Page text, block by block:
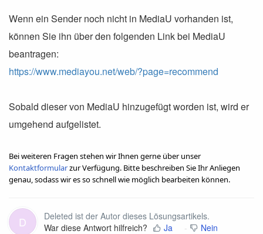
Wenn ein Sender noch nicht in MediaU vorhanden ist,
können Sie ihn über den folgenden Link bei MediaU
beantragen:
https://www.mediayou.net/web/?page=recommend
Sobald dieser von MediaU hinzugefügt worden ist, wird er
umgehend aufgelistet.
Bei weiteren Fragen stehen wir Ihnen gerne über unser
Kontaktformularzur Verfügung. Bitte beschreiben Sie Ihr Anliegen
genau, sodass wir es so schnell wie möglich bearbeiten können.
D
Deleted ist der Autor dieses Lösungsartikels.
War diese Antwort hilfreich?
Ja Nein